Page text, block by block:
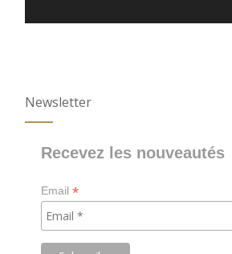
Newsletter
Recevez les nouveautés
Email*